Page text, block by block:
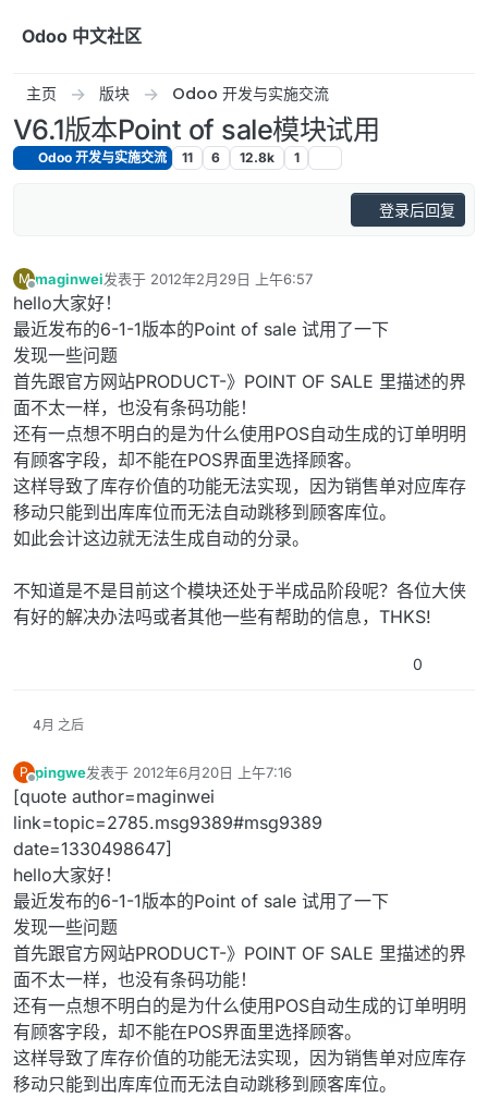
Odoo 中文社区
主页 版块 Odoo 开发与实施交流
V6.1版本Point of sale模块试用
Odoo 开发与实施交流 11 6 12.8k 1
登录后回复
M
离线
maginwei发表于 2012年2月29日 上午6:57
最后由 编辑
hello大家好！
最近发布的6-1-1版本的Point of sale 试用了一下
发现一些问题
首先跟官方网站PRODUCT-》POINT OF SALE 里描述的界
面不太一样，也没有条码功能！
还有一点想不明白的是为什么使用POS自动生成的订单明明
有顾客字段，却不能在POS界面里选择顾客。
这样导致了库存价值的功能无法实现，因为销售单对应库存
移动只能到出库库位而无法自动跳移到顾客库位。
如此会计这边就无法生成自动的分录。
不知道是不是目前这个模块还处于半成品阶段呢？各位大侠
有好的解决办法吗或者其他一些有帮助的信息，THKS!
0
4月 之后
P
离线
pingwe发表于 2012年6月20日 上午7:16
最后由 编辑
[quote author=maginwei
link=topic=2785.msg9389#msg9389
date=1330498647]
hello大家好！
最近发布的6-1-1版本的Point of sale 试用了一下
发现一些问题
首先跟官方网站PRODUCT-》POINT OF SALE 里描述的界
面不太一样，也没有条码功能！
还有一点想不明白的是为什么使用POS自动生成的订单明明
有顾客字段，却不能在POS界面里选择顾客。
这样导致了库存价值的功能无法实现，因为销售单对应库存
移动只能到出库库位而无法自动跳移到顾客库位。